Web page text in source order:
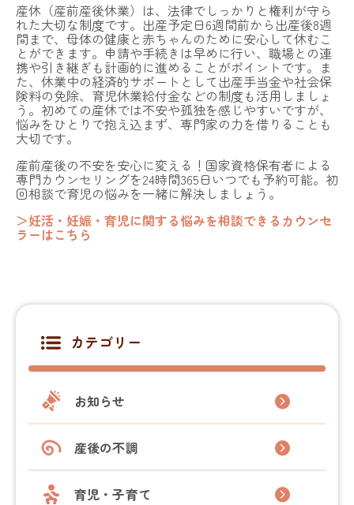
産休（産前産後休業）は、法律でしっかりと権利が守ら
れた大切な制度です。出産予定日6週間前から出産後8週
間まで、母体の健康と赤ちゃんのために安心して休むこ
とができます。申請や手続きは早めに行い、職場との連
携や引き継ぎも計画的に進めることがポイントです。ま
た、休業中の経済的サポートとして出産手当金や社会保
険料の免除、育児休業給付金などの制度も活用しましょ
う。初めての産休では不安や孤独を感じやすいですが、
悩みをひとりで抱え込まず、専門家の力を借りることも
大切です。
産前産後の不安を安心に変える！国家資格保有者による
専門カウンセリングを24時間365日いつでも予約可能。初
回相談で育児の悩みを一緒に解決しましょう。
＞妊活・妊娠・育児に関する悩みを相談できるカウンセ
ラーはこちら
カテゴリー
お知らせ
産後の不調
育児・子育て